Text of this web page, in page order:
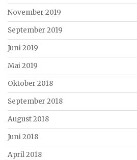
November 2019
September 2019
Juni 2019
Mai 2019
Oktober 2018
September 2018
August 2018
Juni 2018
April 2018